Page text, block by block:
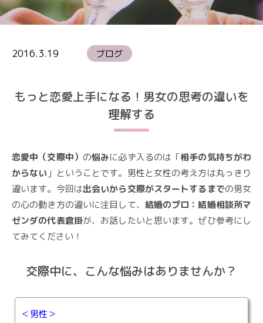
2016.3.19 ブログ
もっと恋愛上手になる！男女の思考の違いを
理解する
恋愛中（交際中） の悩みに必ず入るのは「相手の気持ちがわ
からない 」ということです。男性と女性の考え方は丸っきり
違います。今回は出会いから交際がスタートするまでの男女
の心の動き方の違いに注目して、 結婚のプロ：結婚相談所マ
ゼンダの代表倉掛が、お話したいと思います。ぜひ参考にし
てみてください！
交際中に、こんな悩みはありませんか？
＜男性＞